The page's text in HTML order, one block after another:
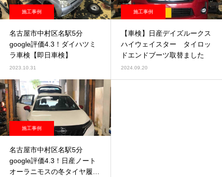
施工事例
名古屋市中村区名駅5分
google評価4.3！ダイハツミ
ラ車検【即日車検】
2023.10.31
施工事例
【車検】日産デイズルークス
ハイウェイスター タイロッ
ドエンドブーツ取替ました
2024.09.20
施工事例
名古屋市中村区名駅5分
google評価4.3！日産ノート
オーラニモスの冬タイヤ履き